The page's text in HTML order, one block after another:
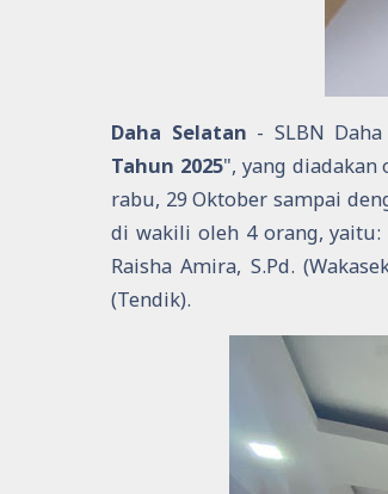
Daha Selatan - SLBN
Tahun 2025", yang diadakan
rabu, 29 Oktober sampai
di wakili oleh 4 orang, yaitu:
Raisha Amira, S.Pd.
(Tendik).